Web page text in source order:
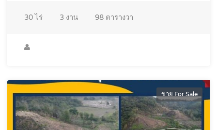
30 ไร่ 3 งาน 98 ตารางวา
ขาย For Sale